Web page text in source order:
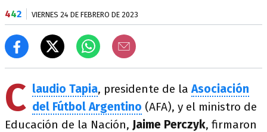
442 VIERNES 24 DE FEBRERO DE 2023
C laudio Tapia, presidente de laAsociación
del Fútbol Argentino (AFA), y el ministro de
Educación de la Nación, Jaime Perczyk, firmaron